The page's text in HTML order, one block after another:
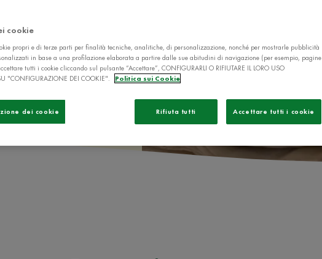
cookie
propri e di terze parti per finalità tecniche, analitiche, di personalizzazione, nonché per mostrarle pubblicità
in base a una profilazione elaborata a partire dalle sue abitudini di navigazione (per esempio, pagine
tutti i cookie cliccando sul pulsante “Accettare”, CONFIGURARLI O RIFIUTARE IL LORO USO
"CONFIGURAZIONE DEI COOKIE".
Politica sui Cookie
Rifiuta tutti Accettare tutti i cookie
dei cookie